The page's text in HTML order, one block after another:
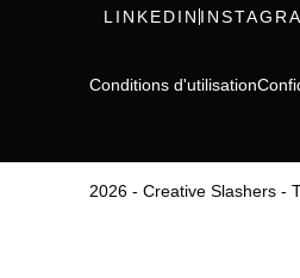
LINKEDIN
Conditions d'utilisation
2026 - Creative Slashers -